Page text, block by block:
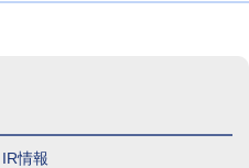
IR情報